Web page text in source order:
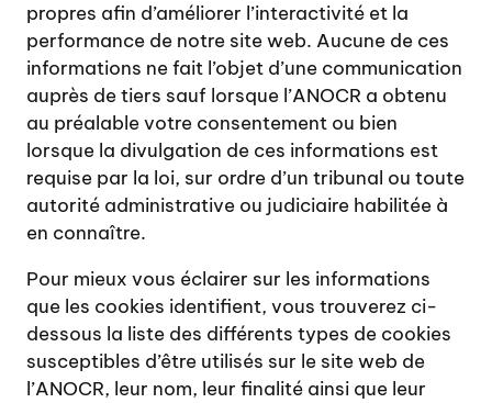
propres afin d’améliorer l’interactivité et la
performance de notre site web. Aucune de ces
informations ne fait l’objet d’une communication
auprès de tiers sauf lorsque l’ANOCR a obtenu
au préalable votre consentement ou bien
lorsque la divulgation de ces informations est
requise par la loi, sur ordre d’un tribunal ou toute
autorité administrative ou judiciaire habilitée à
en connaître.
Pour mieux vous éclairer sur les informations
que les cookies identifient, vous trouverez ci-
dessous la liste des différents types de cookies
susceptibles d’être utilisés sur le site web de
l’ANOCR, leur nom, leur finalité ainsi que leur